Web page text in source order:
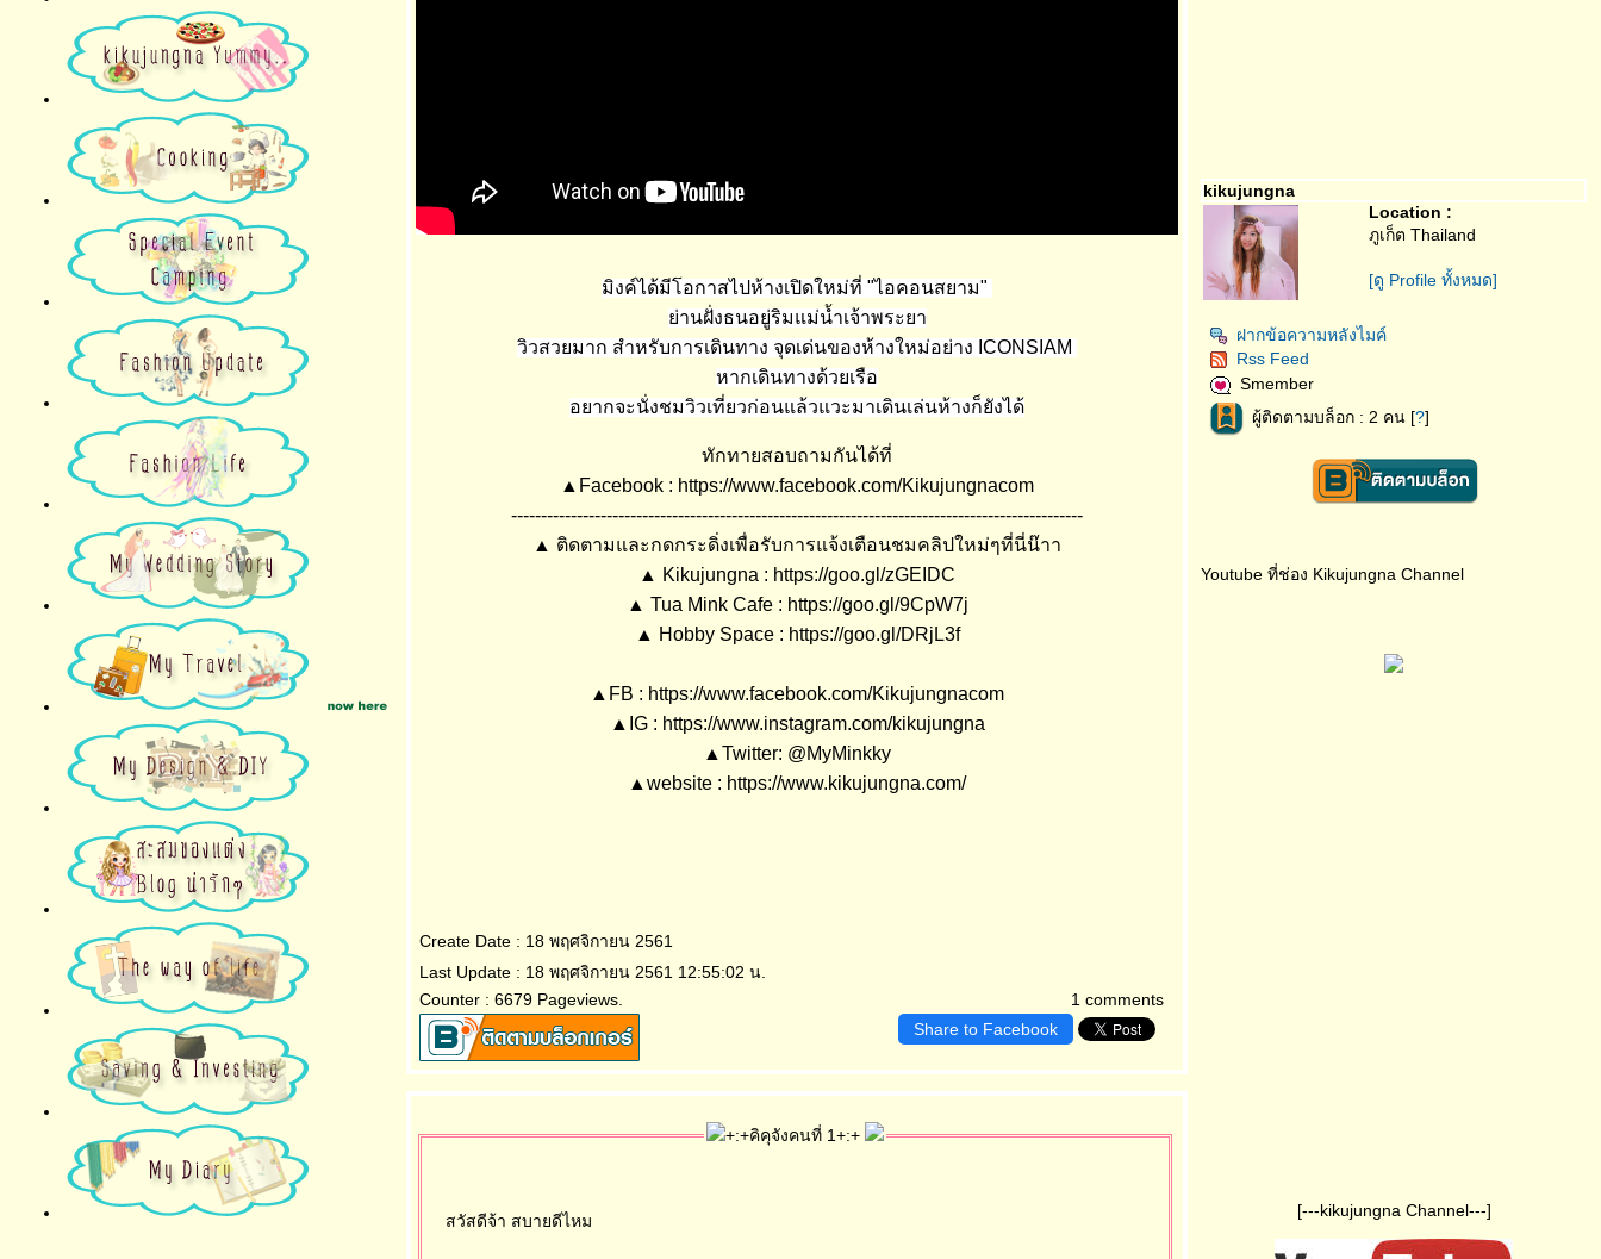
มิงค์ได้มีโอกาสไปห้างเปิดใหม่ที่ "ไอคอนสยาม"
่านฝั่งธนอยู่ริมแม่น้ำเจ้าพระยา
วิวสวยมาก สำหรับการเดินทาง จุดเด่นของห้างใหม่อย่าง ICONSIAM
หากเดินทางด้วยเรือ
อยากจะนั่งชมวิวเที่ยวก่อนแล้วแวะมาเดินเล่นห้างก็ยังได้
ทักทายสอบถามกันได้ที่
▲Facebook : https://www.facebook.com/Kikujungnacom
------------------------------------------------------------------------------------------------
▲ ติดตามและกดกระดิ่งเพื่อรับการแจ้งเตือนชมคลิปใหม่ๆที่นี่น๊าา
▲ Kikujungna : https://goo.gl/zGEIDC
▲ Tua Mink Cafe : https://goo.gl/9CpW7j
▲ Hobby Space : https://goo.gl/DRjL3f
▲FB : https://www.facebook.com/Kikujungnacom
▲IG : https://www.instagram.com/kikujungna
▲Twitter: @MyMinkky
▲website : https://www.kikujungna.com/
Create Date : 18 พฤศจิกายน 2561
1 comments
Last Update : 18 พฤศจิกายน 2561 12:55:02 น.
Counter : 6679 Pageviews.
Share to Facebook
+:+คิคุจังคนที่ 1+:+
สวัสดีจ้า สบายดีไหม
kikujungna
Location :
ภูเก็ต Thailand
[ดู Profile ทั้งหมด]
ฝากข้อความหลังไมค์
Rss Feed
Smember
ผู้ติดตามบล็อก : 2 คน [?]
Youtube ที่ช่อง Kikujungna Channel
[---kikujungna Channel---]